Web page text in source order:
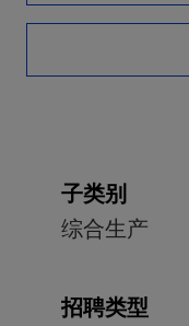
子类别
综合生产
招聘类型